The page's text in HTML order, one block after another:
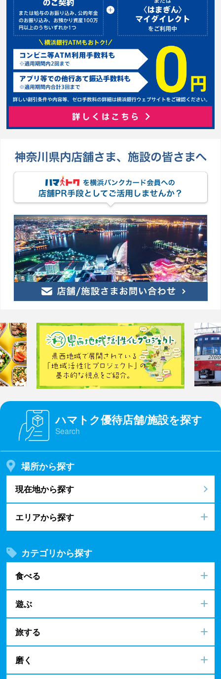
ハマトク優待店舗/施設を探す
Search
場所から探す
現在地から探す
エリアから探す
カテゴリから探す
食べる
遊ぶ
旅する
磨く